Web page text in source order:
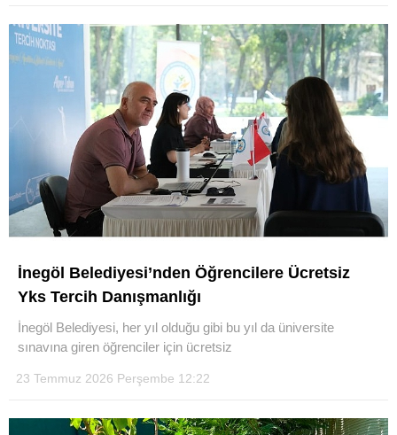
İnegöl Belediyesi’nden Öğrencilere Ücretsiz
Yks Tercih Danışmanlığı
İnegöl Belediyesi, her yıl olduğu gibi bu yıl da üniversite
sınavına giren öğrenciler için ücretsiz
23 Temmuz 2026 Perşembe 12:22